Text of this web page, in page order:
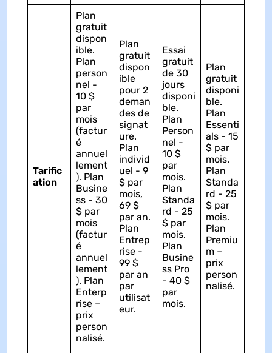
Tarific
ation
Plan
gratuit
dispon
ible.
Plan
person
nel -
10 $
par
mois
(factur
é
annuel
lement
). Plan
Busine
ss - 30
$ par
mois
(factur
é
annuel
lement
). Plan
Enterp
rise –
prix
person
nalisé.
Plan
gratuit
dispon
ible
pour 2
deman
des de
signat
ure.
Plan
individ
uel - 9
$ par
mois,
69 $
par an.
Plan
Entrep
rise -
99 $
par an
par
utilisat
eur.
Essai
gratuit
de 30
jours
disponi
ble.
Plan
Person
nel -
10 $
par
mois.
Plan
Standa
rd - 25
$ par
mois.
Plan
Busine
ss Pro
- 40 $
par
mois.
Plan
gratuit
disponi
ble.
Plan
Essenti
als - 15
$ par
mois.
Plan
Standa
rd - 25
$ par
mois.
Plan
Premiu
m –
prix
person
nalisé.